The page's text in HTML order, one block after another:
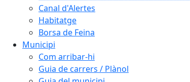
Canal d'Alertes
Habitatge
Borsa de Feina
Municipi
Com arribar-hi
Guia de carrers / Plànol